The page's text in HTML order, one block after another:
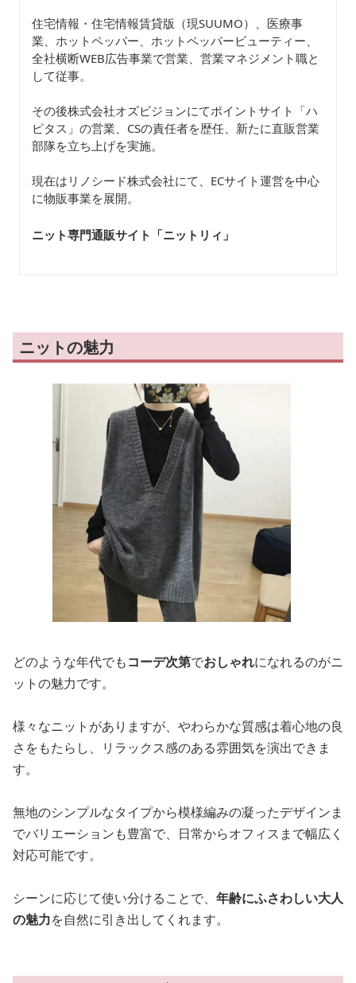
住宅情報・住宅情報賃貸版（現SUUMO）、医療事
業、ホットペッパー、ホットペッパービューティー、
全社横断WEB広告事業で営業、営業マネジメント職と
して従事。
その後株式会社オズビジョンにてポイントサイト「ハ
ピタス」の営業、CSの責任者を歴任、新たに直販営業
部隊を立ち上げを実施。
現在はリノシード株式会社にて、ECサイト運営を中心
に物販事業を展開。
ニット専門通販サイト「ニットリィ 」
ニットの魅力
どのような年代でもコーデ次第でおしゃれになれるのがニ
ットの魅力です。
様々なニットがありますが、やわらかな質感は着心地の良
さをもたらし、リラックス感のある雰囲気を演出できま
す。
無地のシンプルなタイプから模様編みの凝ったデザインま
でバリエーションも豊富で、日常からオフィスまで幅広く
対応可能です。
シーンに応じて使い分けることで、 年齢にふさわしい大人
の魅力を自然に引き出してくれます。